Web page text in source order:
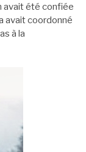
avait été confiée
avait coordonné
à la